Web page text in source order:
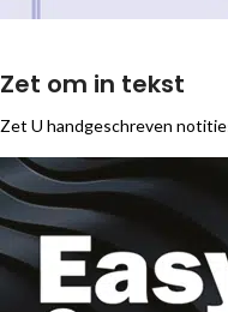
Zet om in tekst
Zet U handgeschreven